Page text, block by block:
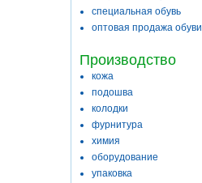
специальная обувь
оптовая продажа обуви
Производство
кожа
подошва
колодки
фурнитура
химия
оборудование
упаковка